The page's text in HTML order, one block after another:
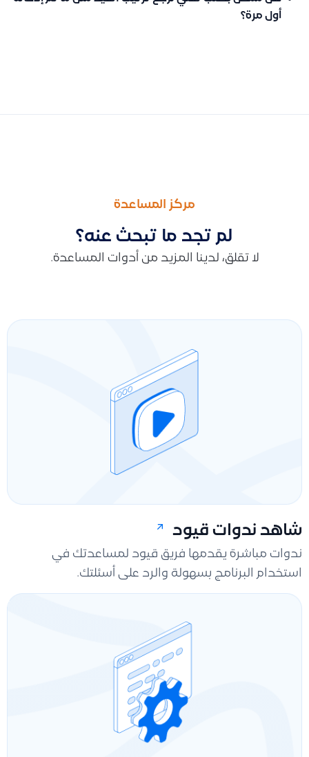
أول مرة؟
مركز المساعدة
لم تجد ما تبحث عنه؟
لا تقلق، لدينا المزيد من أدوات المساعدة.
شاهد ندوات قيود
ندوات مباشرة يقدمها فريق قيود لمساعدتك في
استخدام البرنامج بسهولة والرد على أسئلتك.